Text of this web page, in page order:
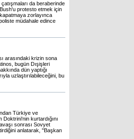
da beraberinde
protesto etmek için
zorlayınca
müdahale edince
arasındaki krizin sona
bugün Dışişleri
dün yaptığı
uzlaştırılabileceğini, bu
Türkiye ve
kurtardığını
sonrası Sovyet
anlatarak, "Başkan